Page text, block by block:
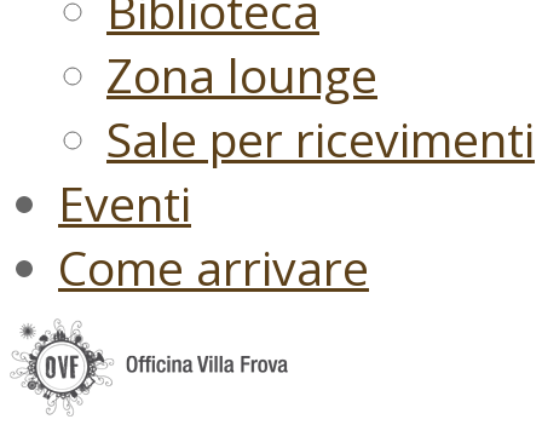
Zona lounge
Sale per ricevimenti
Eventi
Come arrivare